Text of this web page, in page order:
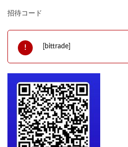
招待コード
[bittrade]